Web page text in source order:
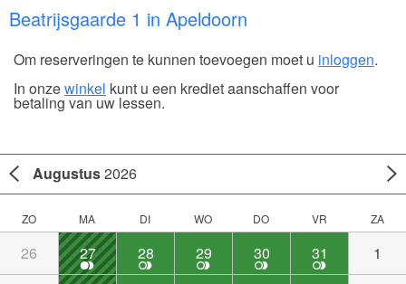
Beatrijsgaarde 1 in Apeldoorn
Om reserveringen te kunnen toevoegen moet u inloggen.
In onzewinkel kunt u een krediet aanschaffen voor
betaling van uw lessen.
Augustus2026
ZO MA DI WO DO VR ZA
26 27 28 29 30 31 1